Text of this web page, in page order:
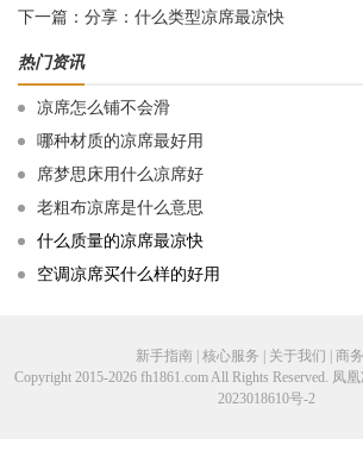
下一篇： 分享：什么类型凉席最凉快
热门资讯
凉席怎么铺不会滑
哪种材质的凉席最好用
席梦思床用什么凉席好
老粗布凉席是什么意思
什么质量的凉席最凉快
空调凉席买什么样的好用
新手指南 | 核心服务 | 关于我们 | 商务
Copyright 2015-2026 fh1861.com All Rights Reserved. 凤
2023018610号-2